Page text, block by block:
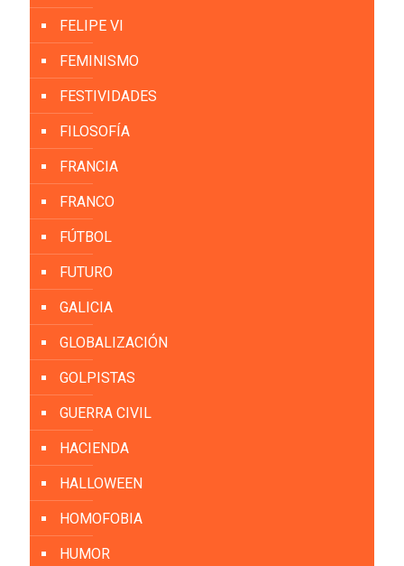
FELIPE VI
FEMINISMO
FESTIVIDADES
FILOSOFÍA
FRANCIA
FRANCO
FÚTBOL
FUTURO
GALICIA
GLOBALIZACIÓN
GOLPISTAS
GUERRA CIVIL
HACIENDA
HALLOWEEN
HOMOFOBIA
HUMOR